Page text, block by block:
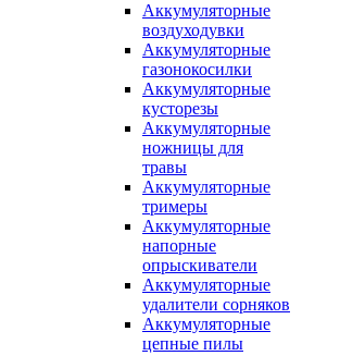
Аккумуляторные
воздуходувки
Аккумуляторные
газонокосилки
Аккумуляторные
кусторезы
Аккумуляторные
ножницы для
травы
Аккумуляторные
тримеры
Аккумуляторные
напорные
опрыскиватели
Аккумуляторные
удалители сорняков
Аккумуляторные
цепные пилы